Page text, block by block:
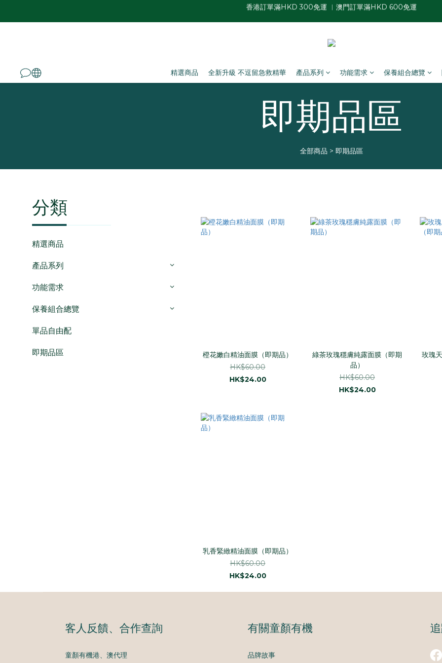
香港訂單滿HKD 300免運 ︱澳門訂單滿HKD 600免運
面膜自由配：5片9折、10片85折、15片8折、20片75折、50片7折
夏日瓶罐自由配優惠：2件88折、3件85折、4件8折
精選商品 全新升級 不逗留急救精華 產品系列 功能需求 保養組合總覽
即期品區
全部商品 > 即期品區
分類
精選商品
產品系列
功能需求
保養組合總覽
單品自由配
即期品區
橙花嫩白精油面膜（即期品）
HK$60.00
HK$24.00
綠茶玫瑰穩膚純露面膜（即期
品）
HK$60.00
HK$24.00
玫瑰
乳香緊緻精油面膜（即期品）
HK$60.00
HK$24.00
客人反饋、合作查詢
童顏有機港、澳代理
有關童顏有機
品牌故事